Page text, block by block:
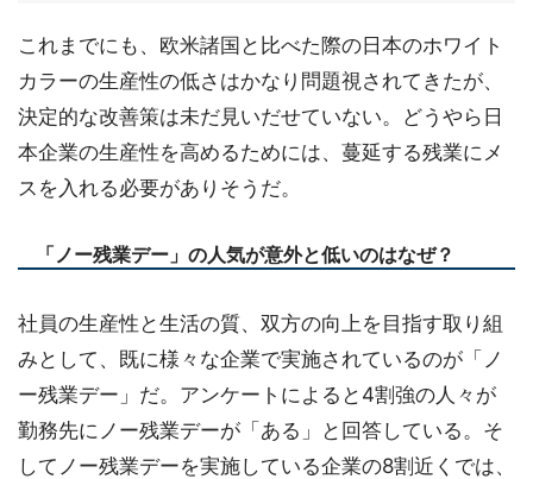
これまでにも、欧米諸国と比べた際の日本のホワイト
カラーの生産性の低さはかなり問題視されてきたが、
決定的な改善策は未だ見いだせていない。どうやら日
本企業の生産性を高めるためには、蔓延する残業にメ
スを入れる必要がありそうだ。
「ノー残業デー」の人気が意外と低いのはなぜ？
社員の生産性と生活の質、双方の向上を目指す取り組
みとして、既に様々な企業で実施されているのが「ノ
ー残業デー」だ。アンケートによると4割強の人々が
勤務先にノー残業デーが「ある」と回答している。そ
してノー残業デーを実施している企業の8割近くでは、